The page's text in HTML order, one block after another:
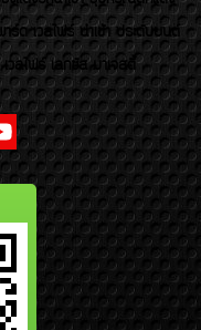
ร์ด เวลไฟร์ นำเข้า ประดับยนต์
วลไฟร์ เลกซัส มาเจสตี้